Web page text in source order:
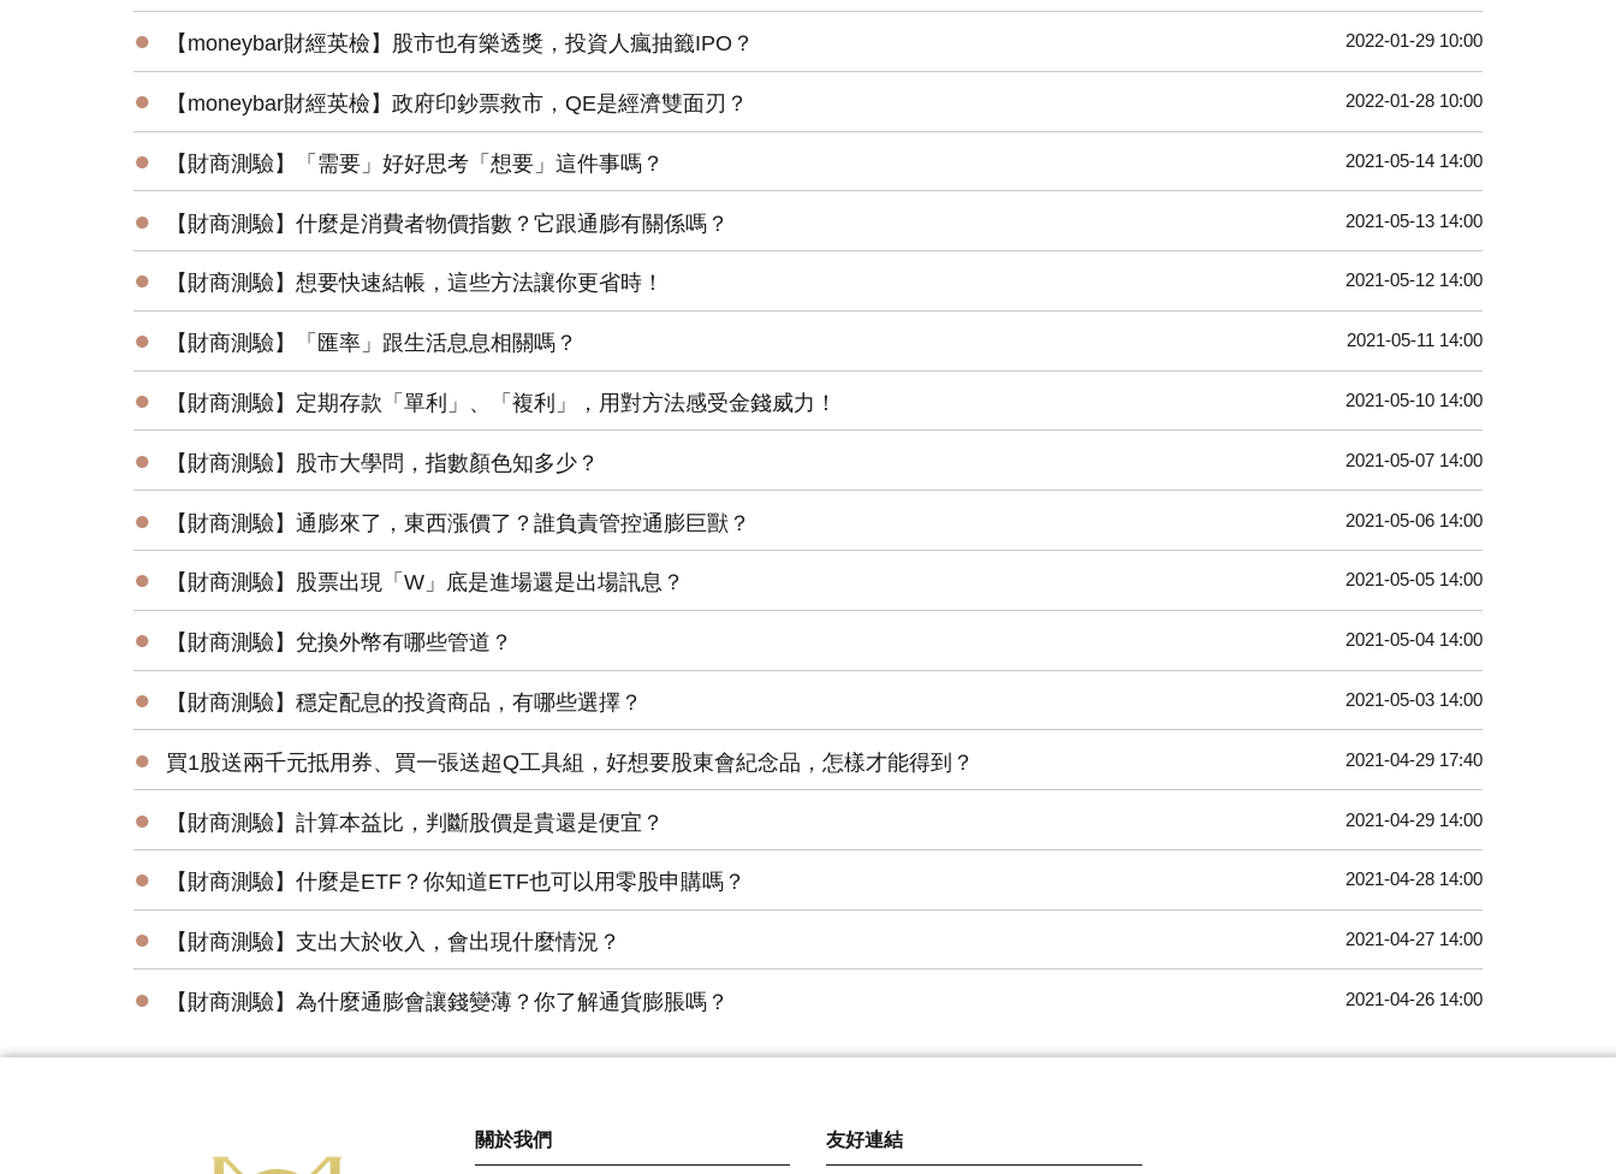
● 【moneybar財經英檢】股市也有樂透獎，投資人瘋抽籤IPO？ 2022-01-29 10:00
● 【moneybar財經英檢】政府印鈔票救市，QE是經濟雙面刃？ 2022-01-28 10:00
● 【財商測驗】「需要」好好思考「想要」這件事嗎？ 2021-05-14 14:00
● 【財商測驗】什麼是消費者物價指數？它跟通膨有關係嗎？ 2021-05-13 14:00
● 【財商測驗】想要快速結帳，這些方法讓你更省時！ 2021-05-12 14:00
● 【財商測驗】「匯率」跟生活息息相關嗎？ 2021-05-11 14:00
● 【財商測驗】定期存款「單利」、「複利」，用對方法感受金錢威力！ 2021-05-10 14:00
● 【財商測驗】股市大學問，指數顏色知多少？ 2021-05-07 14:00
● 【財商測驗】通膨來了，東西漲價了？誰負責管控通膨巨獸？ 2021-05-06 14:00
● 【財商測驗】股票出現「W」底是進場還是出場訊息？ 2021-05-05 14:00
● 【財商測驗】兌換外幣有哪些管道？ 2021-05-04 14:00
● 【財商測驗】穩定配息的投資商品，有哪些選擇？ 2021-05-03 14:00
● 買1股送兩千元抵用券、買一張送超Q工具組，好想要股東會紀念品，怎樣才能得到？ 2021-04-29 17:40
● 【財商測驗】計算本益比，判斷股價是貴還是便宜？ 2021-04-29 14:00
● 【財商測驗】什麼是ETF？你知道ETF也可以用零股申購嗎？ 2021-04-28 14:00
● 【財商測驗】支出大於收入，會出現什麼情況？ 2021-04-27 14:00
● 【財商測驗】為什麼通膨會讓錢變薄？你了解通貨膨脹嗎？ 2021-04-26 14:00
關於我們 友好連結